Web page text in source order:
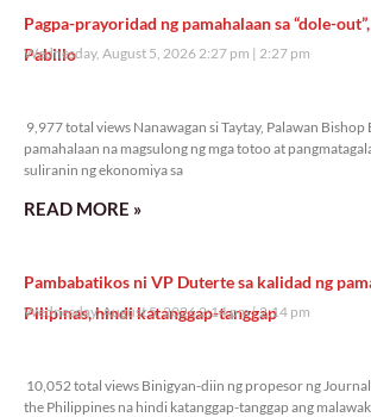
Pagpa-prayoridad ng pamahalaan sa “dole-
Pabillo
Wednesday, August 5, 2026 2:27 pm 2:27 pm
9,977 total views Nanawagan si Taytay, Palawan
pamahalaan na magsulong ng mga totoo at
suliranin ng ekonomiya sa
READ MORE »
Pambabatikos ni VP Duterte sa kalidad ng
Pilipinas, hindi katanggap-tanggap
Wednesday, August 5, 2026 2:14 pm 2:14 pm
10,052 total views Binigyan-diin ng propesor ng
the Philippines na hindi katanggap-tanggap ang